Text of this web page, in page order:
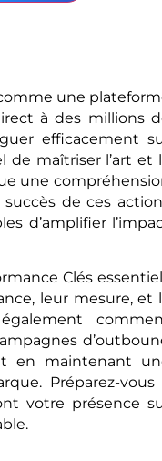
une
à des millions
efficacement
de maîtriser l’art et
une
de ces
d’amplifier
Clés
leur mesure, et
en maintenant
Préparez-vous
votre présence